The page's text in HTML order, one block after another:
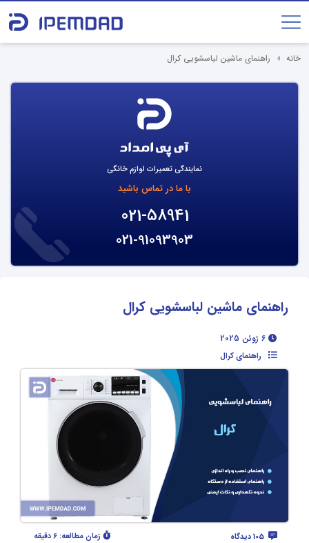
خانه راهنمای ماشین لباسشویی کرال
نمایندگی تعمیرات لوازم خانگی
با ما در تماس باشید
021-58941
021-91093903
راهنمای ماشین لباسشویی کرال
راهنمای کرال
زمان مطالعه: 6 دقیقه